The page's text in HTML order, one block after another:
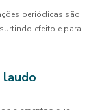
periódicas são
efeito e para
laudo